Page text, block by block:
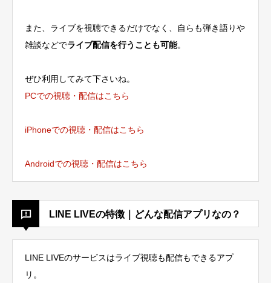
また、ライブを視聴できるだけでなく、自らも弾き語りや
雑談などでライブ配信を行うことも可能。
ぜひ利用してみて下さいね。
PCでの視聴・配信はこちら
iPhoneでの視聴・配信はこちら
Androidでの視聴・配信はこちら
LINE LIVEの特徴｜どんな配信アプリなの？
LINE LIVEのサービスはライブ視聴も配信もできるアプ
リ。